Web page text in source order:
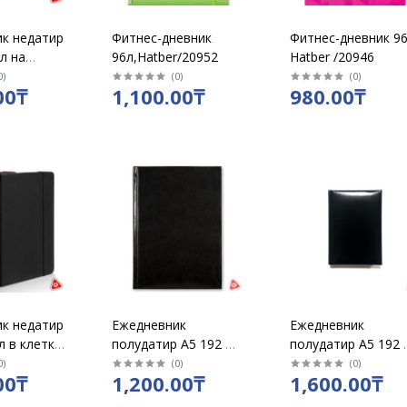
недатир
на
/
)
Фитнес-дневник
96л,Hatber/20952
(0)
1,100.00₸
Фитнес-дневник
Hatber /20946
(0)
980.00₸
недатир
в клетку
/
)
Ежедневник
полудатир А5 192 л
в линию под кожу,
цвет листов белый,
(0)
1,200.00₸
Ежедневник
полудатир А5 192
в линию
однотонный под
(0)
1,600.00₸